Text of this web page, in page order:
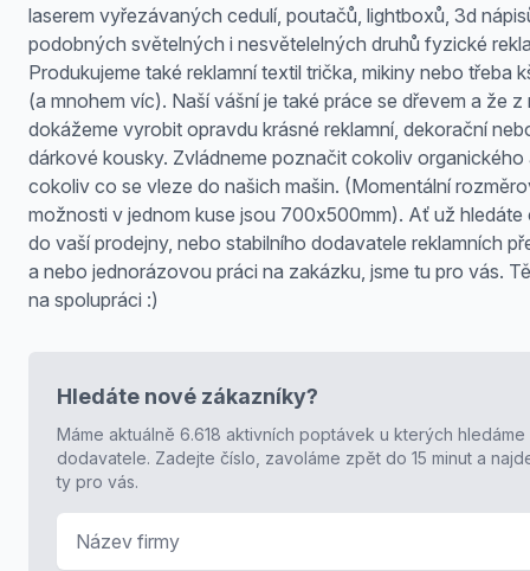
laserem vyřezávaných cedulí, poutačů, lightboxů, 3d
podobných světelných i nesvětelelných druhů fyzické
Produkujeme také reklamní textil trička, mikiny nebo třeba
(a mnohem víc). Naší vášní je také práce se dřevem a že z
dokážeme vyrobit opravdu krásné reklamní, dekorační
dárkové kousky. Zvládneme poznačit cokoliv organického
cokoliv co se vleze do našich mašin. (Momentální
možnosti v jednom kuse jsou 700x500mm). Ať už hledáte
do vaší prodejny, nebo stabilního dodavatele reklamních
a nebo jednorázovou práci na zakázku, jsme tu pro vás.
na spolupráci :)
Hledáte nové zákazníky?
Máme aktuálně 6.618 aktivních poptávek u kterých hledáme
dodavatele. Zadejte číslo, zavoláme zpět do 15 minut a
ty pro vás.